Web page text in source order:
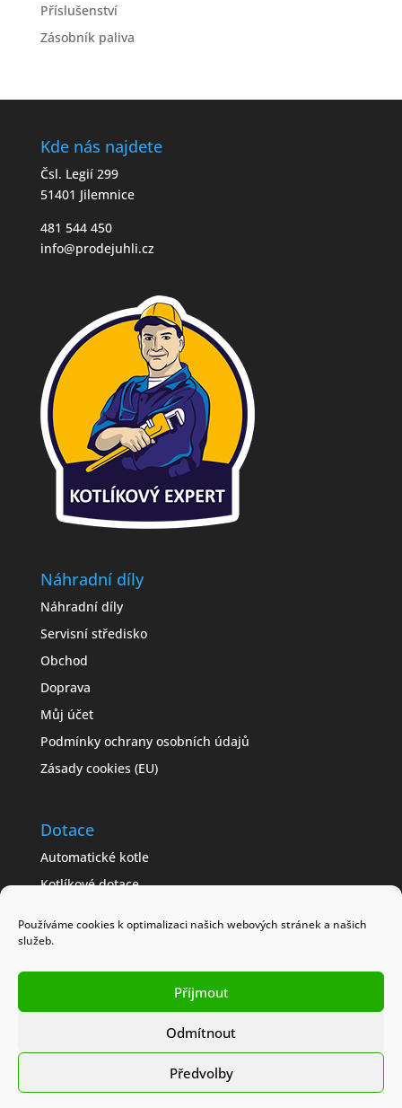
Používáme cookies k optimalizaci našich webových stránek a našich
služeb.
Příjmout
Odmítnout
Předvolby
Příslušenství
Zásobník paliva
Kde nás najdete
Čsl. Legií 299
51401 Jilemnice
481 544 450
info@prodejuhli.cz
Náhradní díly
Náhradní díly
Servisní středisko
Obchod
Doprava
Můj účet
Podmínky ochrany osobních údajů
Zásady cookies (EU)
Dotace
Automatické kotle
Kotlíkové dotace
Jak získat dotaci